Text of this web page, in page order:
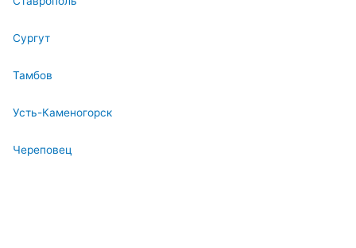
Сургут
Тамбов
Усть-Каменогорск
Череповец